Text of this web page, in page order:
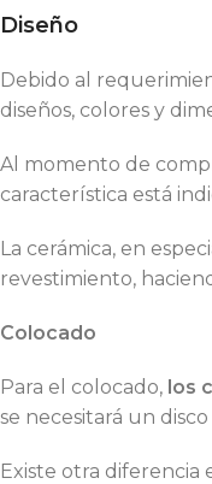
Diseño
Debido al
diseños, colores y
Al momento de
característica está
La cerámica, en
revestimiento,
Colocado
Para el colocado, los
se necesitará un
Existe otra diferencia